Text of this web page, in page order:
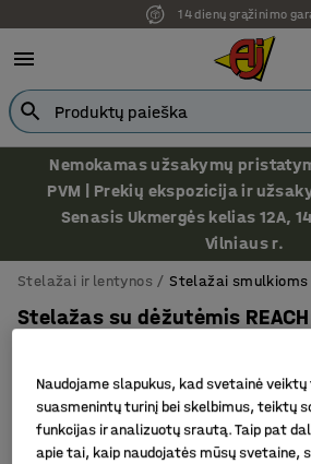
14 dienų grąžinimo
Nemokamas užsakymų
PVM | Prekių ekspozicija ir
Senasis Ukmergės kelias 12A,
Vilniaus r.
Stelažai ir lentynos Stelažai
Stelažas su dėžutėmis
Prekės kodas:26020
Naudojame slapukus, kad svetainė
suasmenintų turinį bei skelbimus, teiktų
funkcijas ir analizuotų srautą. Taip pat
apie tai, kaip naudojatės mūsų svetaine,